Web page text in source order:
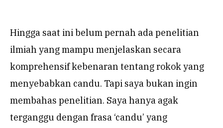
Hingga saat ini belum pernah ada penelitian
ilmiah yang mampu menjelaskan secara
komprehensif kebenaran tentang rokok yang
menyebabkan candu. Tapi saya bukan ingin
membahas penelitian. Saya hanya agak
terganggu dengan frasa ‘candu’ yang